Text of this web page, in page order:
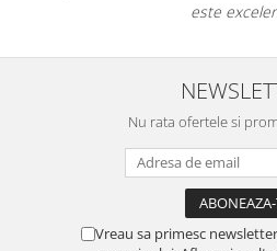
este
Nu rata ofertele si
Vreau sa primesc